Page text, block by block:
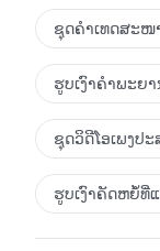
ປະໂຫຍດຂອງຄົ
ຊຸດຄຳເທດສະໜ
ຮູບເງົາຄຳພະຍ
ຊຸດວິດີໂອເພງປ
ຮູບເງົາຄັດຫຍໍ້ທີ່